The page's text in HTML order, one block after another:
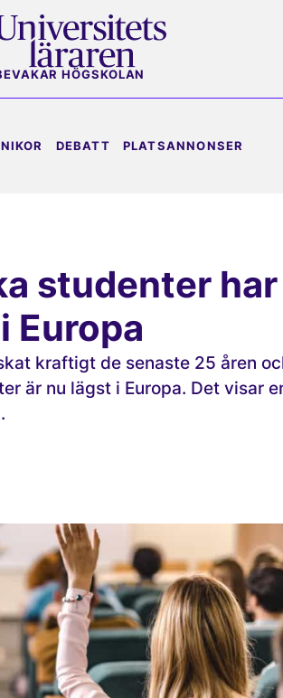
HÖGSKOLAN
DEBATT PLATSANNONSER
studenter har
Europa
kraftigt de senaste 25 åren
är nu lägst i Europa. Det visar